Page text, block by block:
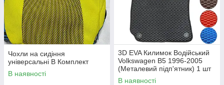
Чохли на сидіння
універсальні B Комплект
В наявності
3D EVA Килимок Водійський
Volkswagen B5 1996-2005
(Металевий підп'ятник) 1 шт
В наявності